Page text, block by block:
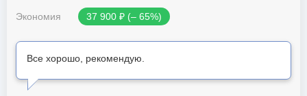
Экономия 37 900 ₽ (‒ 65%)
Все хорошо, рекомендую.